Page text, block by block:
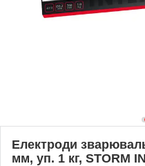
Електроди
мм, уп. 1 кг, STORM